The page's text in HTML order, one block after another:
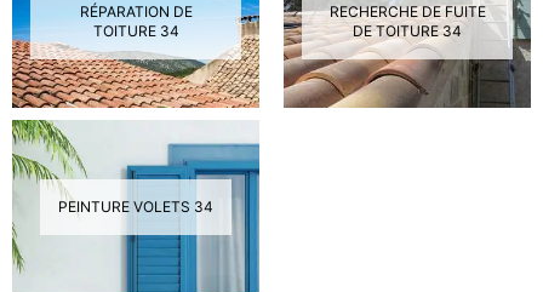
RÉPARATION DE
TOITURE 34
RECHERCHE DE FUITE
DE TOITURE 34
PEINTURE VOLETS 34